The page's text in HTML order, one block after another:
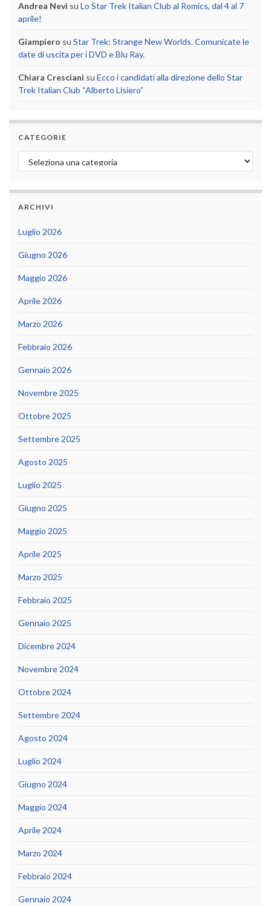
Andrea Nevi su Lo Star Trek Italian Club al Romics, dal 4 al 7
aprile!
Giampiero su Star Trek: Strange New Worlds. Comunicate le
date di uscita per i DVD e Blu Ray.
Chiara Cresciani su Ecco i candidati alla direzione dello Star
Trek Italian Club “Alberto Lisiero”
CATEGORIE
Categorie
ARCHIVI
Luglio 2026
Giugno 2026
Maggio 2026
Aprile 2026
Marzo 2026
Febbraio 2026
Gennaio 2026
Novembre 2025
Ottobre 2025
Settembre 2025
Agosto 2025
Luglio 2025
Giugno 2025
Maggio 2025
Aprile 2025
Marzo 2025
Febbraio 2025
Gennaio 2025
Dicembre 2024
Novembre 2024
Ottobre 2024
Settembre 2024
Agosto 2024
Luglio 2024
Giugno 2024
Maggio 2024
Aprile 2024
Marzo 2024
Febbraio 2024
Gennaio 2024